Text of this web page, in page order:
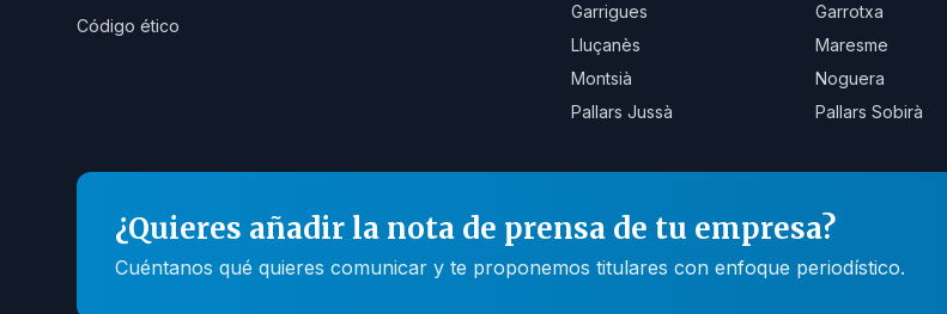
Código ético
Garrigues
Garrotxa
Lluçanès
Maresme
Montsià
Noguera
Pallars Jussà
Pallars Sobirà
¿Quieres añadir la nota de prensa de tu empresa?
Cuéntanos qué quieres comunicar y te proponemos titulares con enfoque periodístico.